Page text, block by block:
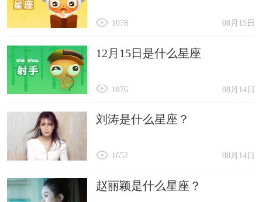
08月15日
1078
12月15日是什么星座
08月14日
1876
刘涛是什么星座？
08月14日
1652
赵丽颖是什么星座？